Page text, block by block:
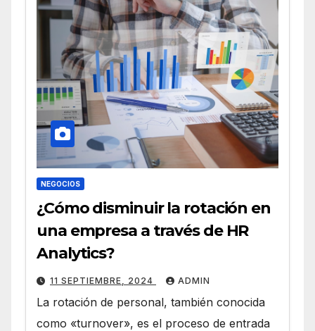
NEGOCIOS
¿Cómo disminuir la rotación en
una empresa a través de HR
Analytics?
11 SEPTIEMBRE, 2024 ADMIN
La rotación de personal, también conocida
como «turnover», es el proceso de entrada